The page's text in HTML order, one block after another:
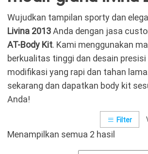
Wujudkan tampilan sporty dan
Livina 2013Anda dengan jasa
AT-Body Kit. Kami menggunakan
berkualitas tinggi dan desain presisi
modifikasi yang rapi dan tahan
sekarang dan dapatkan body kit
Anda!
Filter
Menampilkan semua 2 hasil